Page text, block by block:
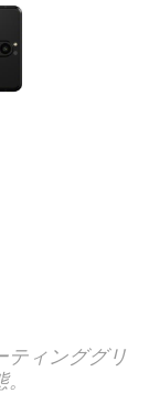
ティンググリ